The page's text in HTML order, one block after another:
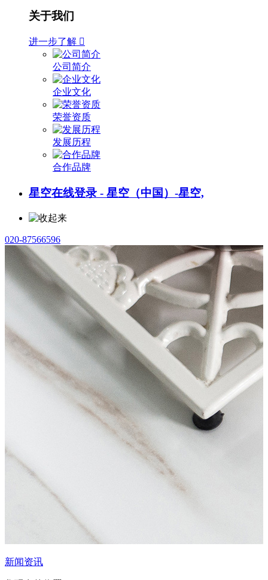
关于我们
进一步了解 
公司简介
企业文化
荣誉资质
发展历程
合作品牌
星空在线登录 - 星空（中国）-星空,
020-87566596
新闻资讯